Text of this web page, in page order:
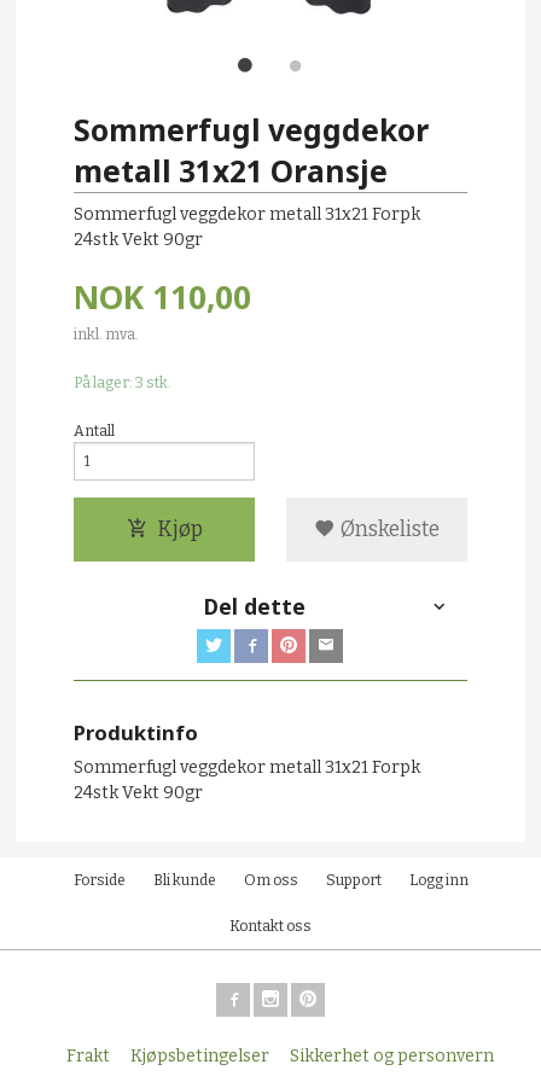
Sommerfugl veggdekor
metall 31x21 Oransje
Sommerfugl veggdekor metall 31x21 Forpk
24stk Vekt 90gr
NOK 110,00
inkl. mva.
På lager: 3 stk.
Antall
Kjøp Ønskeliste
Del dette
Produktinfo
Sommerfugl veggdekor metall 31x21 Forpk
24stk Vekt 90gr
Forside Bli kunde Om oss Support Logg inn
Kontakt oss
Frakt Kjøpsbetingelser Sikkerhet og personvern